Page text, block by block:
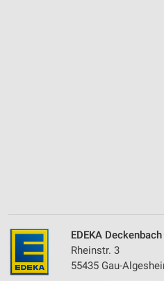
EDEKA
Rheinstr. 3
55435 Gau-